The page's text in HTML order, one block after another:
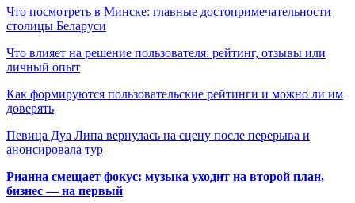
Что посмотреть в Минске: главные достопримечательности
столицы Беларуси
Что влияет на решение пользователя: рейтинг, отзывы или
личный опыт
Как формируются пользовательские рейтинги и можно ли им
доверять
Певица Дуа Липа вернулась на сцену после перерыва и
анонсировала тур
Рианна смещает фокус: музыка уходит на второй план,
бизнес — на первый